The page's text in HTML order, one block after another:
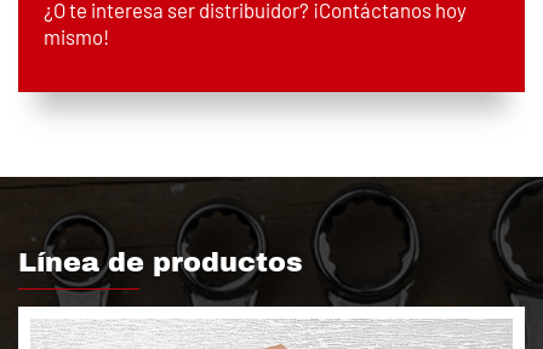
¿O te interesa ser distribuidor? ¡Contáctanos hoy
mismo!
Línea de productos